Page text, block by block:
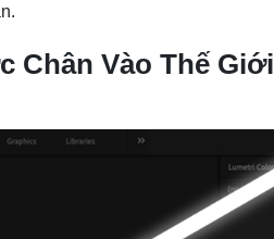
Chân Vào Thế Giới